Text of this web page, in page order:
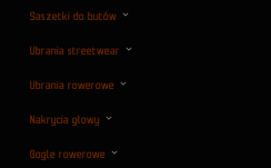
Saszetki do butów
Ubrania streetwear
Ubrania rowerowe
Nakrycia głowy
Gogle rowerowe